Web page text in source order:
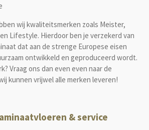
wij kwaliteitsmerken zoals Meister,
Lifestyle. Hierdoor ben je verzekerd van
dat aan de strenge Europese eisen
ontwikkeld en geproduceerd wordt.
Vraag ons dan even even naar de
kunnen vrijwel alle merken leveren!
& service